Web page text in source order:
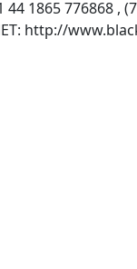
1865 776868 ,
http://